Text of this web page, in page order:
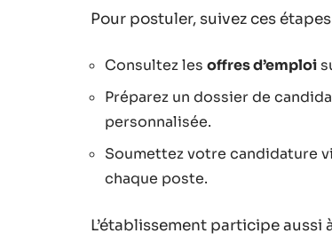
Pour postuler, suivez ces
Consultez les offres d’emploi
Préparez un dossier de
personnalisée.
Soumettez votre candidature
chaque poste.
L’établissement participe